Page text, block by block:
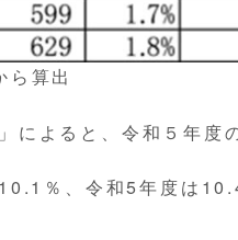
ら算出
」によると、令和５年度
％、令和5年度は